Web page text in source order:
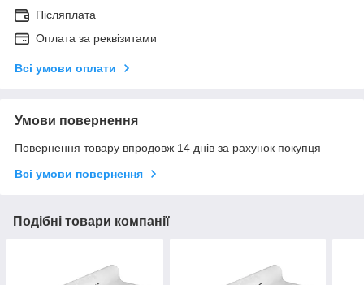
Післяплата
Оплата за реквізитами
Всі умови оплати
Умови повернення
Повернення товару впродовж 14 днів за рахунок покупця
Всі умови повернення
Подібні товари компанії